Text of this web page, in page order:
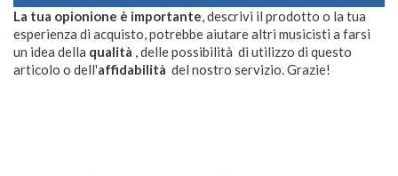
La tua opionione è importante, descrivi il prodotto o la tua
esperienza di acquisto, potrebbe aiutare altri musicisti a farsi
un idea della qualità , delle possibilità di utilizzo di questo
articolo o dell'affidabilità del nostro servizio. Grazie!